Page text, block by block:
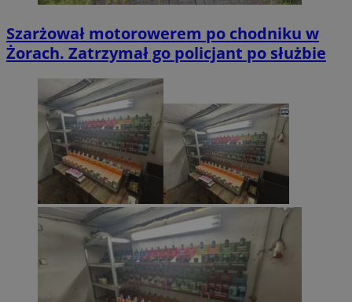
Szarżował motorowerem po chodniku w
Żorach. Zatrzymał go policjant po służbie